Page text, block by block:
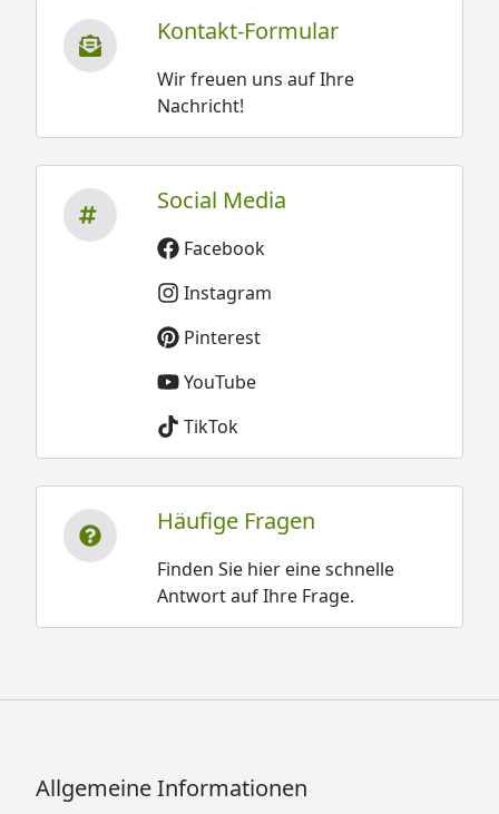
Kontakt-Formular
Wir freuen uns auf Ihre
Nachricht!
Social Media
Facebook
Instagram
Pinterest
YouTube
TikTok
Häufige Fragen
Finden Sie hier eine schnelle
Antwort auf Ihre Frage.
Allgemeine Informationen